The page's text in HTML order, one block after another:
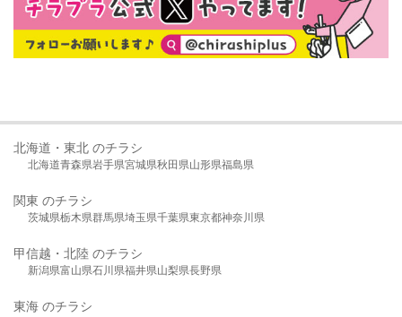
北海道・東北 のチラシ
北海道青森県岩手県宮城県秋田県山形県福島県
関東 のチラシ
茨城県栃木県群馬県埼玉県千葉県東京都神奈川県
甲信越・北陸 のチラシ
新潟県富山県石川県福井県山梨県長野県
東海 のチラシ